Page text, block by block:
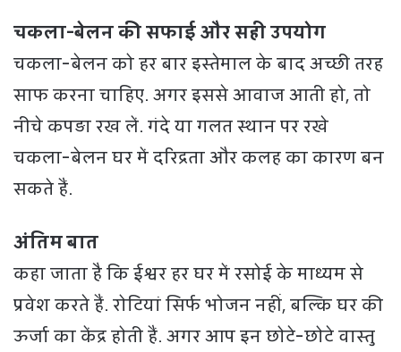
चकला-बेलन की सफाई और सही उपयोग
चकला-बेलन को हर बार इस्तेमाल के बाद अच्छी तरह
साफ करना चाहिए. अगर इससे आवाज आती हो, तो
नीचे कपड़ा रख लें. गंदे या गलत स्थान पर रखे
चकला-बेलन घर में दरिद्रता और कलह का कारण बन
सकते हैं.
अंतिम बात
कहा जाता है कि ईश्वर हर घर में रसोई के माध्यम से
प्रवेश करते हैं. रोटियां सिर्फ भोजन नहीं, बल्कि घर की
ऊर्जा का केंद्र होती हैं. अगर आप इन छोटे-छोटे वास्तु